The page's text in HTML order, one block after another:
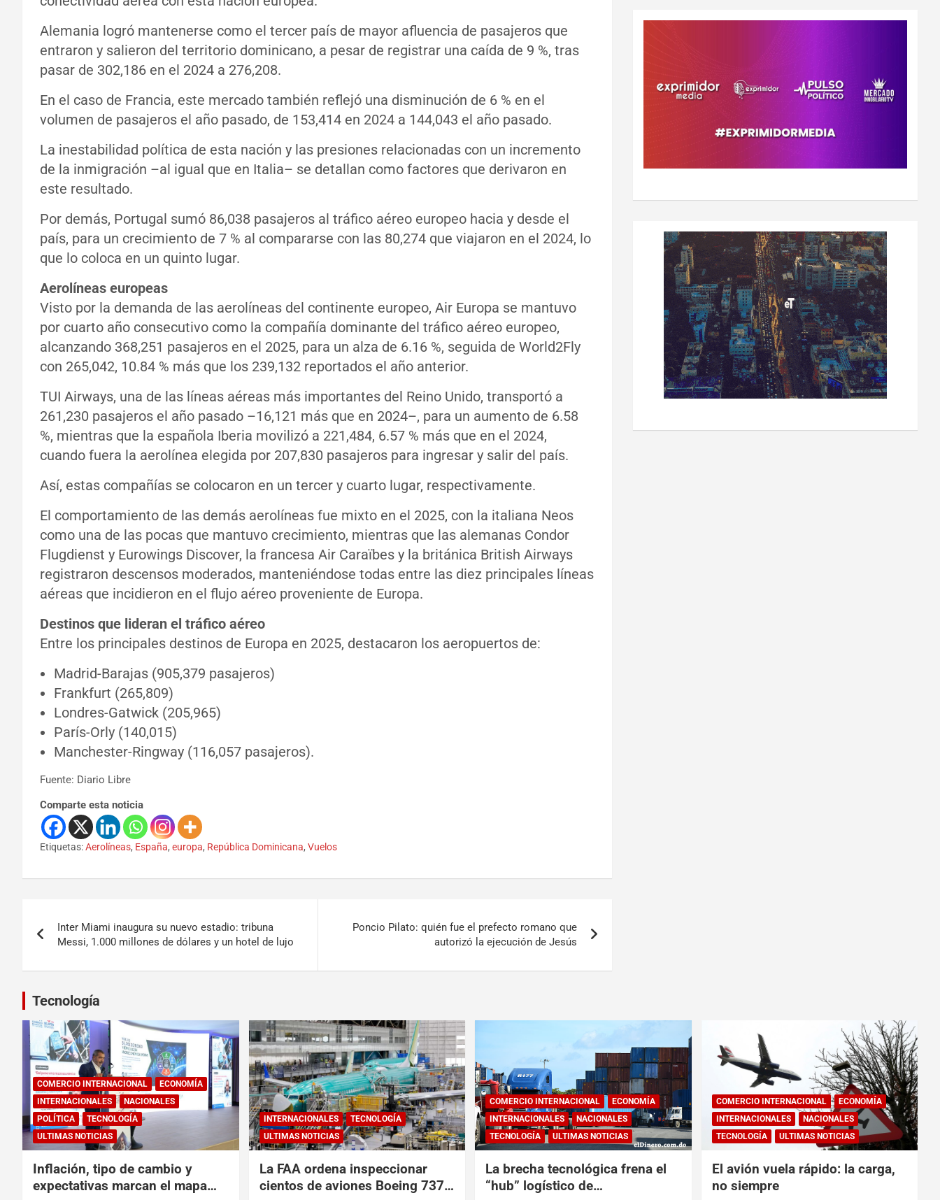
Alemania logró mantenerse como el tercer país de mayor afluencia de pasajeros que
entraron y salieron del territorio dominicano, a pesar de registrar una caída de 9 %, tras
pasar de 302,186 en el 2024 a 276,208.
En el caso de Francia, este mercado también reflejó una disminución de 6 % en el
volumen de pasajeros el año pasado, de 153,414 en 2024 a 144,043 el año pasado.
La inestabilidad política de esta nación y las presiones relacionadas con un incremento
de la inmigración –al igual que en Italia– se detallan como factores que derivaron en
este resultado.
Por demás, Portugal sumó 86,038 pasajeros al tráfico aéreo europeo hacia y desde el
país, para un crecimiento de 7 % al compararse con las 80,274 que viajaron en el 2024, lo
que lo coloca en un quinto lugar.
Aerolíneas europeas
Visto por la demanda de las aerolíneas del continente europeo, Air Europa se mantuvo
por cuarto año consecutivo como la compañía dominante del tráfico aéreo europeo,
alcanzando 368,251 pasajeros en el 2025, para un alza de 6.16 %, seguida de World2Fly
con 265,042, 10.84 % más que los 239,132 reportados el año anterior.
TUI Airways, una de las líneas aéreas más importantes del Reino Unido, transportó a
261,230 pasajeros el año pasado –16,121 más que en 2024–, para un aumento de 6.58
%, mientras que la española Iberia movilizó a 221,484, 6.57 % más que en el 2024,
cuando fuera la aerolínea elegida por 207,830 pasajeros para ingresar y salir del país.
Así, estas compañías se colocaron en un tercer y cuarto lugar, respectivamente.
El comportamiento de las demás aerolíneas fue mixto en el 2025, con la italiana Neos
como una de las pocas que mantuvo crecimiento, mientras que las alemanas Condor
Flugdienst y Eurowings Discover, la francesa Air Caraïbes y la británica British Airways
registraron descensos moderados, manteniéndose todas entre las diez principales líneas
aéreas que incidieron en el flujo aéreo proveniente de Europa.
Destinos que lideran el tráfico aéreo
Entre los principales destinos de Europa en 2025, destacaron los aeropuertos de:
Madrid-Barajas (905,379 pasajeros)
Frankfurt (265,809)
Londres-Gatwick (205,965)
París-Orly (140,015)
Manchester-Ringway (116,057 pasajeros).
Fuente: Diario Libre
Comparte esta noticia
Etiquetas:Aerolíneas, España, europa, República Dominicana, Vuelos
Inter Miami inaugura su nuevo estadio: tribuna
Messi, 1.000 millones de dólares y un hotel de lujo
Poncio Pilato: quién fue el prefecto romano que
autorizó la ejecución de Jesús
Tecnología
COMERCIO INTERNACIONAL
ECONOMÍA
INTERNACIONALES
NACIONALES
POLÍTICA
TECNOLOGÍA
ULTIMAS NOTICIAS
Inflación, tipo de cambio y
expectativas marcan el mapa
INTERNACIONALES
TECNOLOGÍA
ULTIMAS NOTICIAS
La FAA ordena inspeccionar
cientos de aviones Boeing 737
COMERCIO INTERNACIONAL
ECONOMÍA
INTERNACIONALES
NACIONALES
TECNOLOGÍA
ULTIMAS NOTICIAS
La brecha tecnológica frena el
“hub” logístico de
COMERCIO INTERNACIONAL
ECONOMÍA
INTERNACIONALES
NACIONALES
TECNOLOGÍA
ULTIMAS NOTICIAS
El avión vuela rápido: la carga,
no siempre